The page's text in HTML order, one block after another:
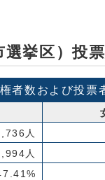
挙区）投
者数および投票
人
人